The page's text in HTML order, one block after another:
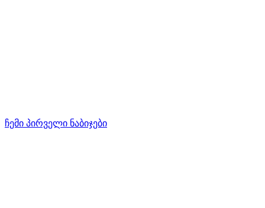
ჩემი პირველი ნაბიჯები